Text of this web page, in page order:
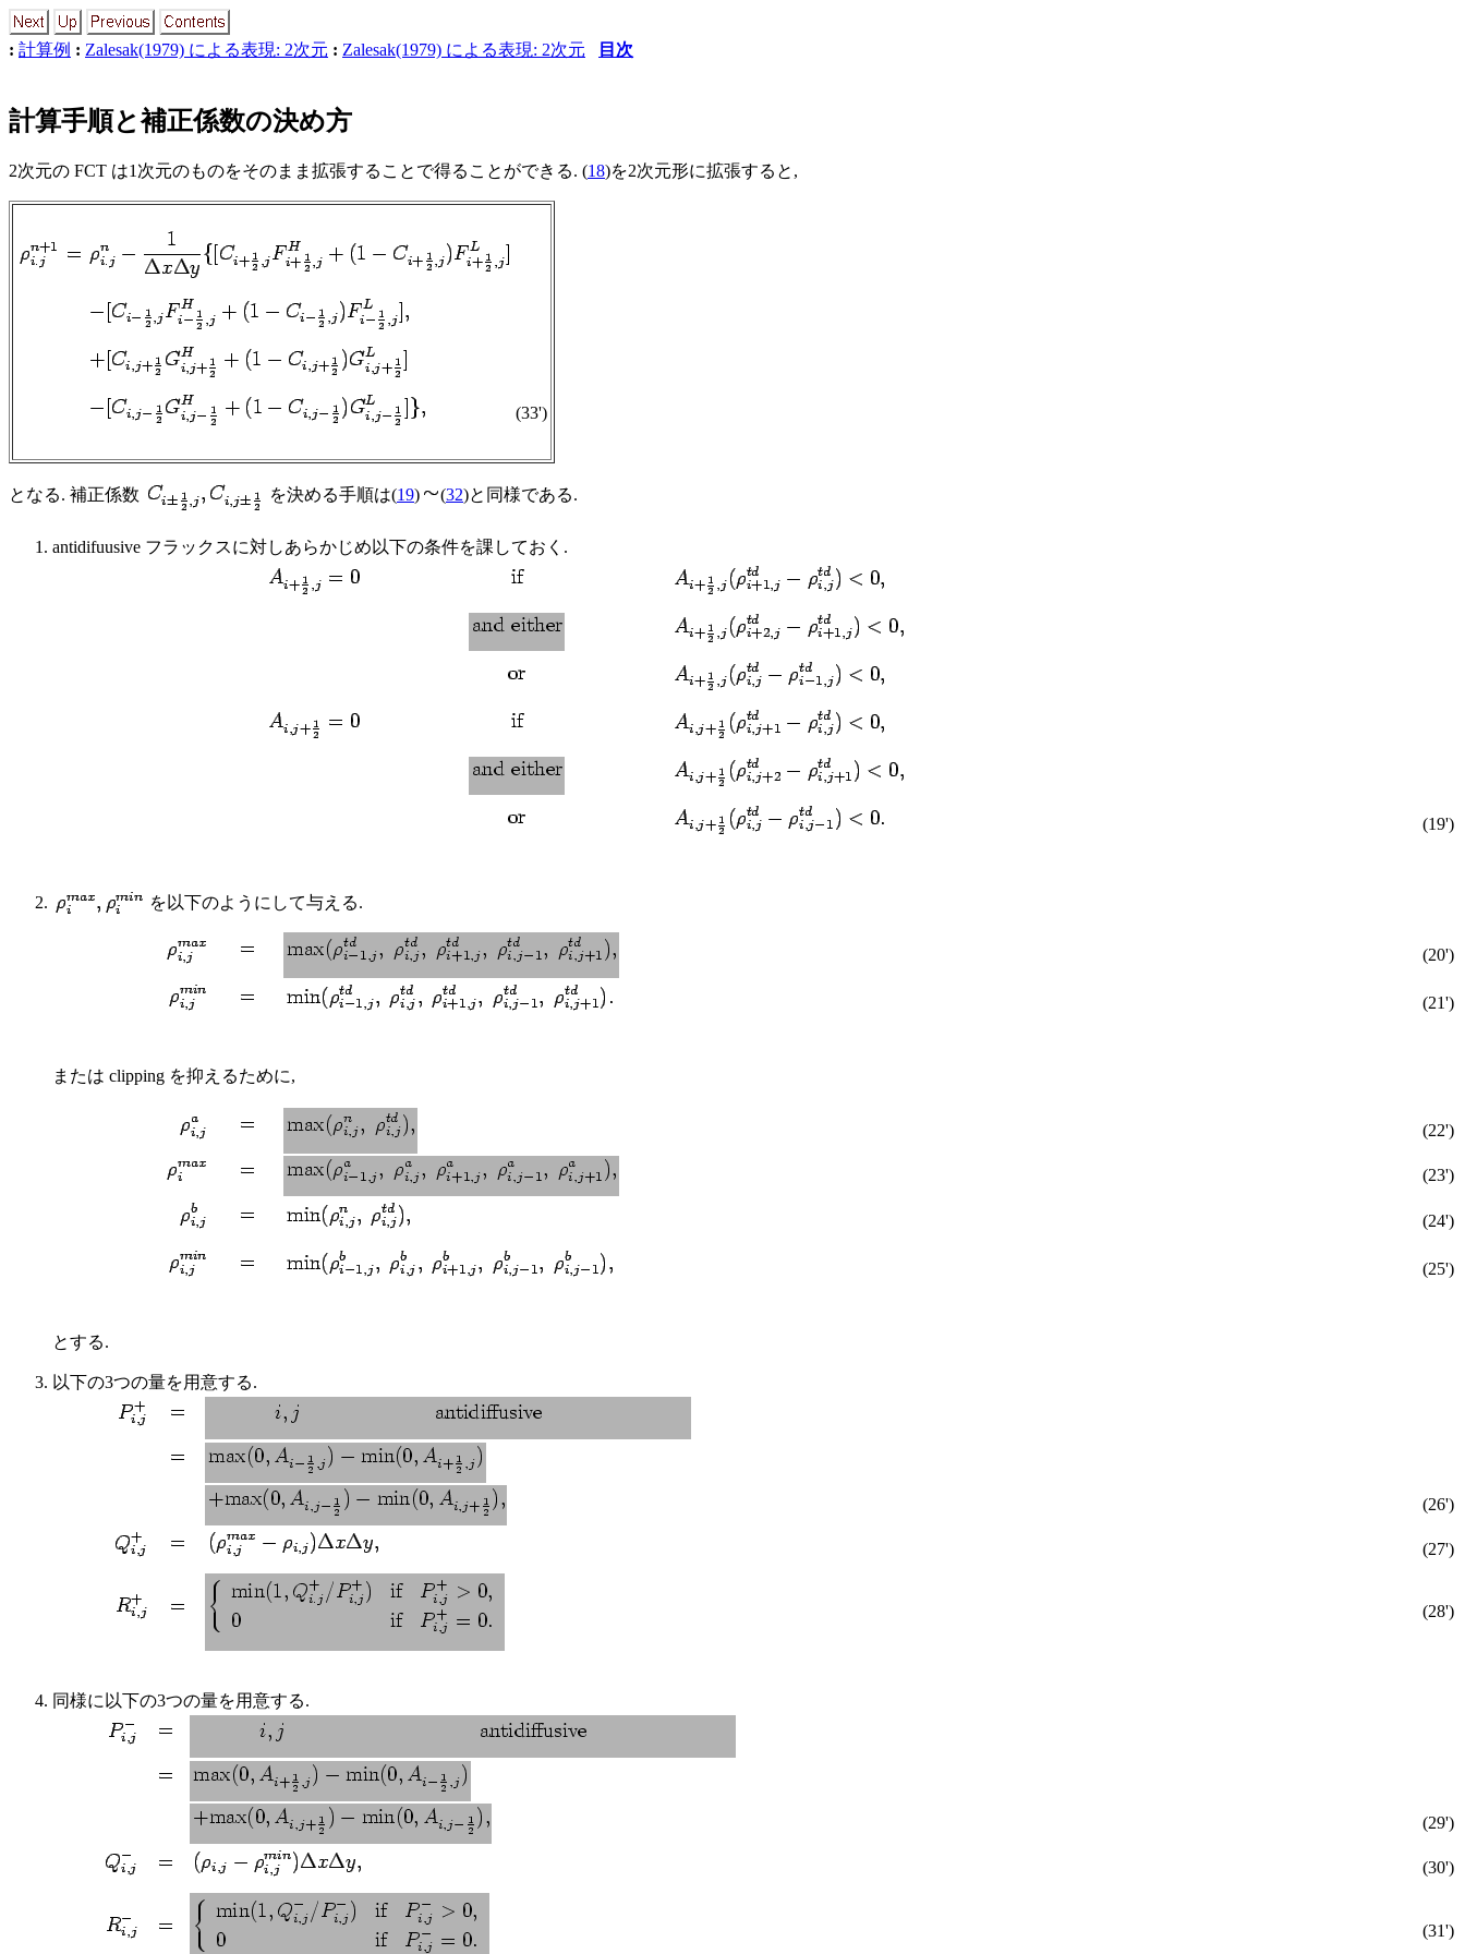
: 計算例 : Zalesak(1979) による表現: 2次元 : Zalesak(1979) による表現: 2次元 目次
計算手順と補正係数の決め方
2次元の FCT は1次元のものをそのまま拡張することで得ることができる. (18)を2次元形に拡張すると,
(33')
となる. 補正係数 を決める手順は(19) (32)と同様である.
antidifuusive フラックスに対しあらかじめ以下の条件を課しておく.
(19')
を以下のようにして与える.
(20')
(21')
または clipping を抑えるために,
(22')
(23')
(24')
(25')
とする.
以下の3つの量を用意する.
(26')
(27')
(28')
同様に以下の3つの量を用意する.
(29')
(30')
(31')